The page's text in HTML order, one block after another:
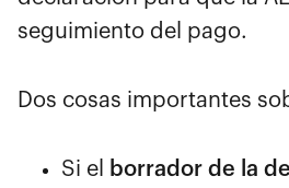
seguimiento del pago.
Dos cosas importantes
Si el
borrador de la